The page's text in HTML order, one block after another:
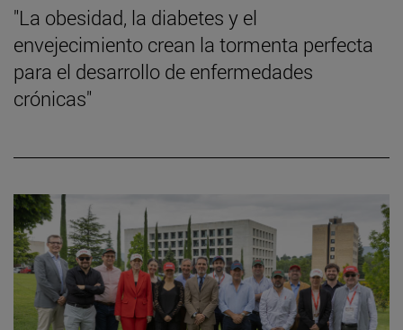
"La obesidad, la diabetes y el
envejecimiento crean la tormenta perfecta
para el desarrollo de enfermedades
crónicas"